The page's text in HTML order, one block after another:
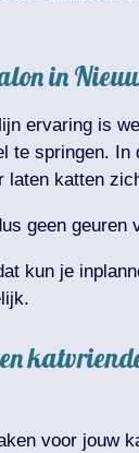
in
ervaring is
springen.
katten
geen geuren
kun je
voor jouw